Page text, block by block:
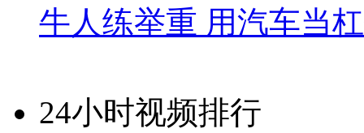
牛人练举重 用汽车当
24小时视频排行